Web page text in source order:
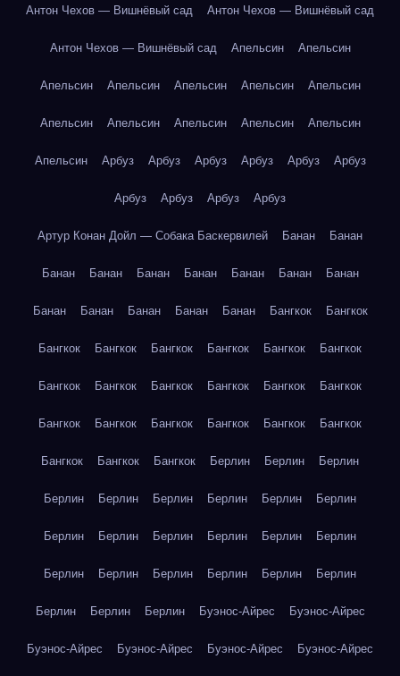
Антон Чехов — Вишнёвый сад Антон Чехов — Вишнёвый сад
Антон Чехов — Вишнёвый сад Апельсин Апельсин
Апельсин Апельсин Апельсин Апельсин Апельсин
Апельсин Апельсин Апельсин Апельсин Апельсин
Апельсин Арбуз Арбуз Арбуз Арбуз Арбуз Арбуз
Арбуз Арбуз Арбуз Арбуз
Артур Конан Дойл — Собака Баскервилей Банан Банан
Банан Банан Банан Банан Банан Банан Банан
Банан Банан Банан Банан Банан Бангкок Бангкок
Бангкок Бангкок Бангкок Бангкок Бангкок Бангкок
Бангкок Бангкок Бангкок Бангкок Бангкок Бангкок
Бангкок Бангкок Бангкок Бангкок Бангкок Бангкок
Бангкок Бангкок Бангкок Берлин Берлин Берлин
Берлин Берлин Берлин Берлин Берлин Берлин
Берлин Берлин Берлин Берлин Берлин Берлин
Берлин Берлин Берлин Берлин Берлин Берлин
Берлин Берлин Берлин Буэнос-Айрес Буэнос-Айрес
Буэнос-Айрес Буэнос-Айрес Буэнос-Айрес Буэнос-Айрес